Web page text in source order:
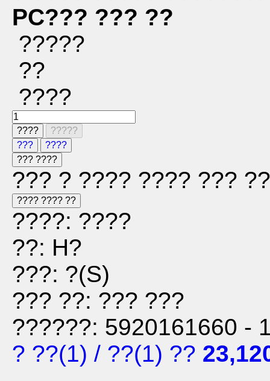
PC??? ??? ??
?????
??
????
????
?????
???
????
??? ????
??? ? ???? ???? ???
???? ???? ??
????: ????
??: H?
???: ?(S)
??? ??: ??? ???
??????: 5920161660 -
? ??(1) / ??(1) ??